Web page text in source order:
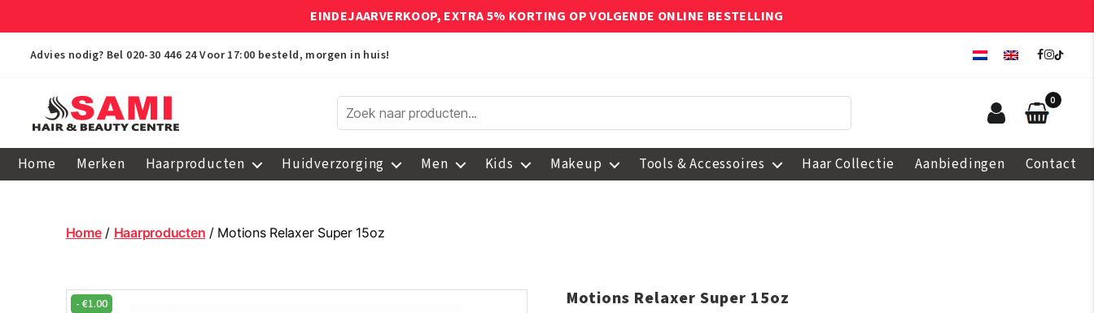
EINDEJAARVERKOOP, EXTRA 5% KORTING OP VOLGENDE ONLINE BESTELLING
Advies nodig? Bel 020-30 446 24 Voor 17:00 besteld, morgen in huis!
Hair
Centre
0
Home Merken Haarproducten Huidverzorging Men Kids Makeup Tools & Accessoires Haar Collectie Aanbiedingen Contact
Home/ Haarproducten / Motions Relaxer Super 15oz
- €1.00 Motions Relaxer Super 15oz